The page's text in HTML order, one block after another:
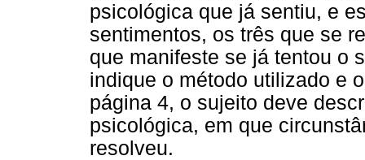
psicológica que já sentiu, e
sentimentos, os três que se
que manifeste se já tentou o
indique o método utilizado e
página 4, o sujeito deve
psicológica, em que
resolveu.